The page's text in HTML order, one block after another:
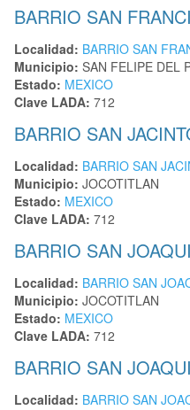
BARRIO SAN
Localidad: BARRIO SAN
Municipio: SAN FELIPE DEL
Estado: MEXICO
Clave LADA: 712
BARRIO SAN
Localidad: BARRIO SAN
Municipio: JOCOTITLAN
Estado: MEXICO
Clave LADA: 712
BARRIO SAN
Localidad: BARRIO SAN
Municipio: JOCOTITLAN
Estado: MEXICO
Clave LADA: 712
BARRIO SAN
Localidad: BARRIO SAN